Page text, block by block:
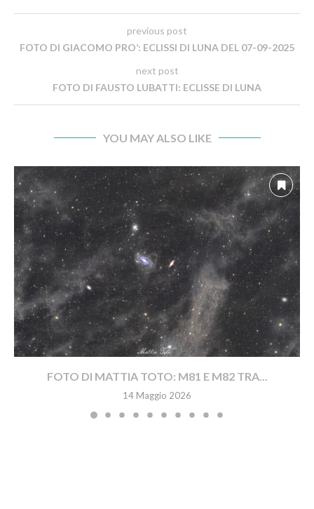
previous post
FOTO DI GIACOMO PRO’: ECLISSI DI LUNA DEL 07-09-2025
next post
FOTO DI FAUSTO LUBATTI: ECLISSE DI LUNA
YOU MAY ALSO LIKE
FOTO DI MATTIA TOTO: M81 E M82 TRA...
14 Maggio 2026